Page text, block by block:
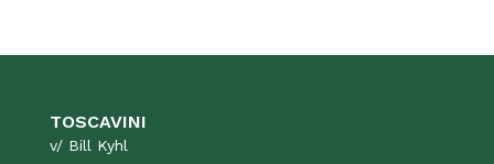
TOSCAVINI
v/ Bill Kyhl